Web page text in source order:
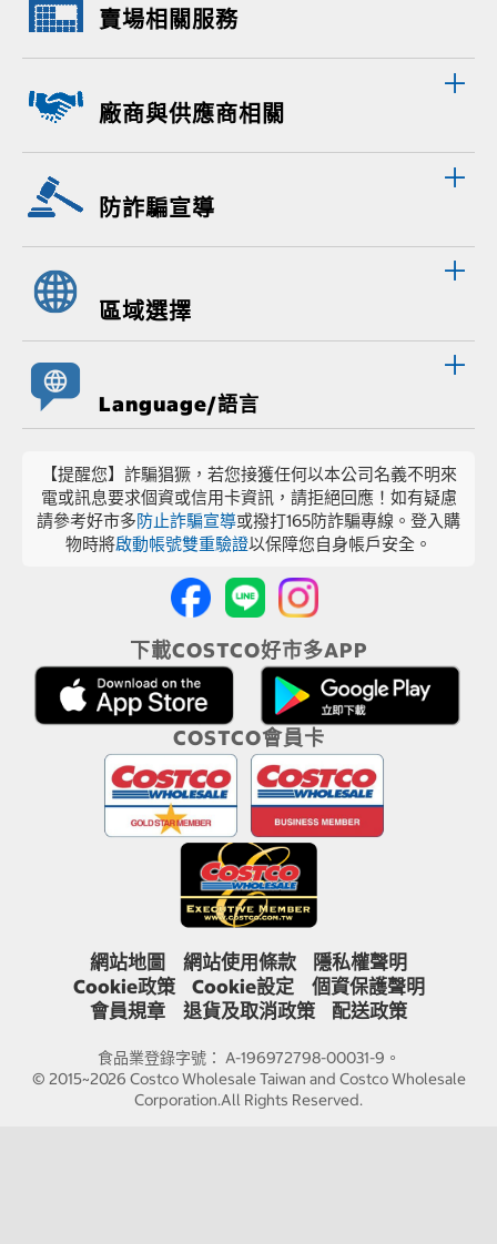
賣場相關服務
廠商與供應商相關
防詐騙宣導
區域選擇
Language/語言
【提醒您】詐騙猖獗，若您接獲任何以本公司名義不明來
電或訊息要求個資或信用卡資訊，請拒絕回應！如有疑慮
請參考好市多防止詐騙宣導或撥打165防詐騙專線。登入購
物時將啟動帳號雙重驗證以保障您自身帳戶安全。
下載COSTCO好市多APP
COSTCO會員卡
網站地圖 網站使用條款
隱私權聲明
Cookie政策
Cookie設定
個資保護聲明
會員規章
退貨及取消政策 配送政策
食品業登錄字號： A-196972798-00031-9。
© 2015~2026 Costco Wholesale Taiwan and Costco Wholesale
Corporation.All Rights Reserved.